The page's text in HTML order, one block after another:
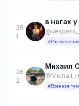
26
1
в ногах
#Развлечения
26
2
Михаил
#Военная